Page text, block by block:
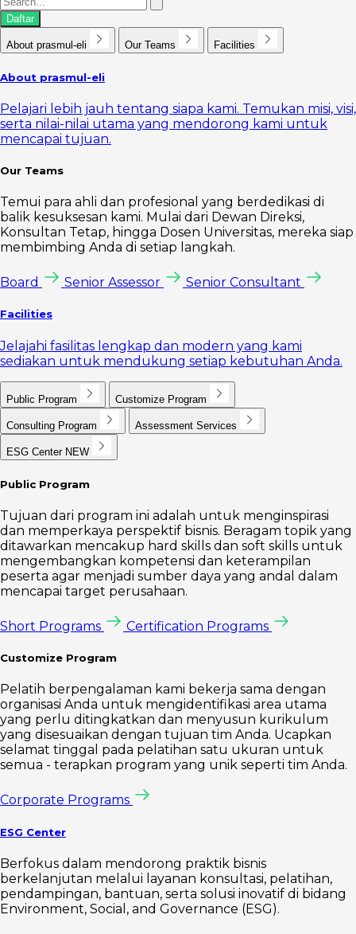
Daftar
About prasmul-eli Our Teams Facilities
About prasmul-eli
Pelajari lebih jauh tentang siapa kami. Temukan misi, visi,
serta nilai-nilai utama yang mendorong kami untuk
mencapai tujuan.
Our Teams
Temui para ahli dan profesional yang berdedikasi di
balik kesuksesan kami. Mulai dari Dewan Direksi,
Konsultan Tetap, hingga Dosen Universitas, mereka siap
membimbing Anda di setiap langkah.
Board Senior Assessor Senior Consultant
Facilities
Jelajahi fasilitas lengkap dan modern yang kami
sediakan untuk mendukung setiap kebutuhan Anda.
Public Program Customize Program
Consulting Program Assessment Services
ESG Center NEW
Public Program
Tujuan dari program ini adalah untuk menginspirasi
dan memperkaya perspektif bisnis. Beragam topik yang
ditawarkan mencakup hard skills dan soft skills untuk
mengembangkan kompetensi dan keterampilan
peserta agar menjadi sumber daya yang andal dalam
mencapai target perusahaan.
Short Programs Certification Programs
Customize Program
Pelatih berpengalaman kami bekerja sama dengan
organisasi Anda untuk mengidentifikasi area utama
yang perlu ditingkatkan dan menyusun kurikulum
yang disesuaikan dengan tujuan tim Anda. Ucapkan
selamat tinggal pada pelatihan satu ukuran untuk
semua - terapkan program yang unik seperti tim Anda.
Corporate Programs
ESG Center
Berfokus dalam mendorong praktik bisnis
berkelanjutan melalui layanan konsultasi, pelatihan,
pendampingan, bantuan, serta solusi inovatif di bidang
Environment, Social, and Governance (ESG).